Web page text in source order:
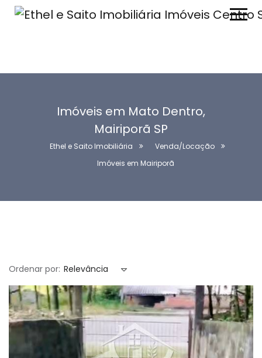
Imóveis em Mato Dentro,
Mairiporã SP
Ethel e Saito Imobiliária
Venda/Locação
Imóveis em Mairiporã
Ordenar por: Relevância